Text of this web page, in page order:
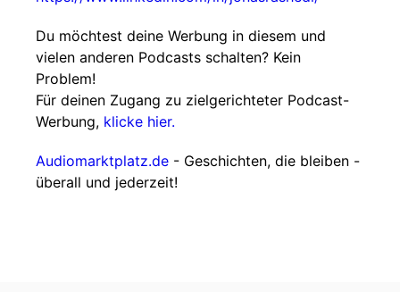
Du möchtest deine Werbung in diesem und
vielen anderen Podcasts schalten? Kein
Problem!
Für deinen Zugang zu zielgerichteter Podcast-
Werbung, klicke hier.
Audiomarktplatz.de - Geschichten, die bleiben -
überall und jederzeit!